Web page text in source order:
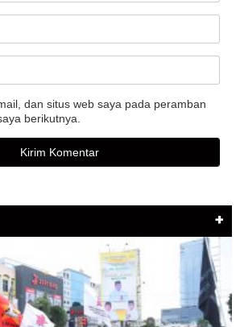
dan situs web saya pada peramban
berikutnya.
+